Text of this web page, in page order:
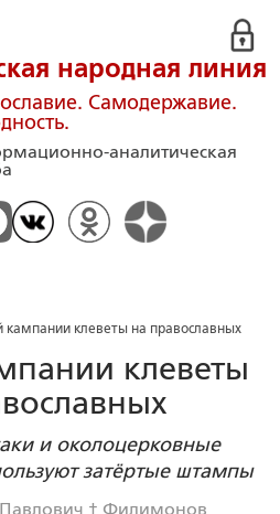
народная линия
Самодержавие.
аналитическая
кампании клеветы на православных
клеветы
и околоцерковные
затёртые штампы
† Филимонов